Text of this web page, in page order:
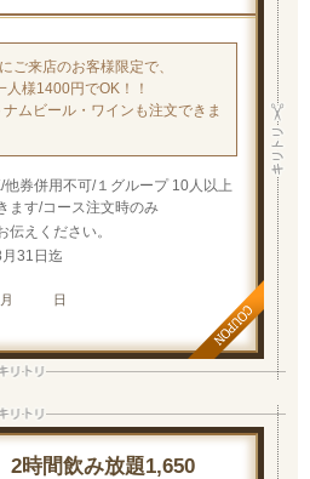
ご来店のお客様限定で、
様1400円でOK！！
ムビール・ワインも注文できま
他券併用不可/１グループ 10人以上
ます/コース注文時のみ
伝えください。
月31日迄
月 日
2時間飲み放題1,650